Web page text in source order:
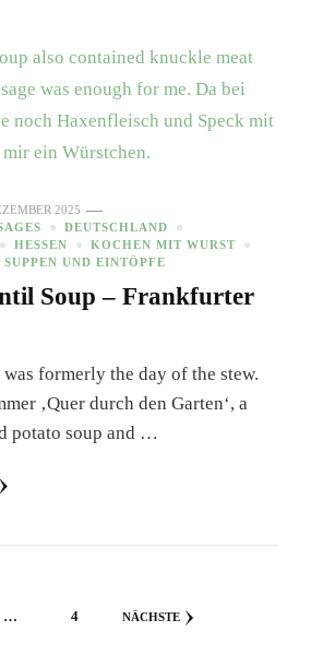
2025
DEUTSCHLAND
HESSEN
KOCHEN MIT WURST
SUPPEN UND EINTÖPFE
Soup – Frankfurter
formerly the day of the stew.
‚Quer durch den Garten‘, a
potato soup and …
… SEITE
4 NÄCHSTE